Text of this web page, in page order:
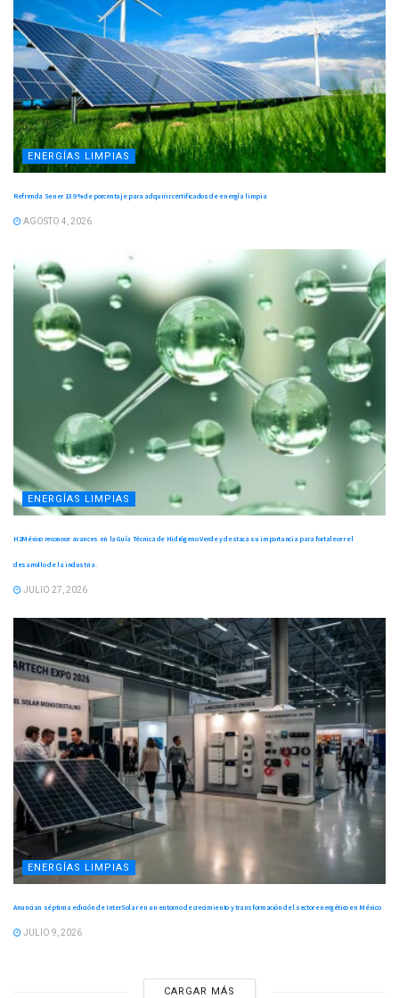
ENERGÍAS LIMPIAS
Refrenda Sener 13.9 % de porcentaje para adquirir certificados de energía limpia
AGOSTO 4, 2026
ENERGÍAS LIMPIAS
H2México reconoce avances en la Guía Técnica de Hidrógeno Verde y destaca su importancia para fortalecer el
desarrollo de la industria.
JULIO 27, 2026
ENERGÍAS LIMPIAS
Anuncian séptima edición de InterSolar en un entorno de crecimiento y transformación del sector energético en México
JULIO 9, 2026
CARGAR MÁS